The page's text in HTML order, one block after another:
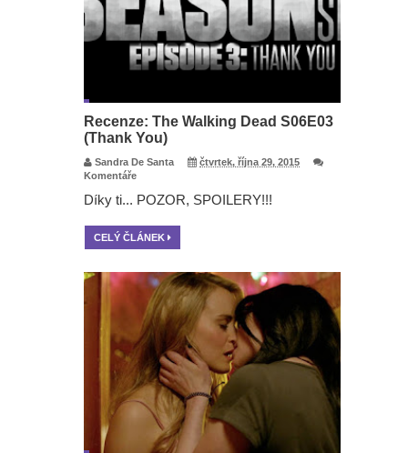
Recenze: The Walking Dead S06E03
(Thank You)
Sandra De Santa
čtvrtek, října 29, 2015
Komentáře
Díky ti... POZOR, SPOILERY!!!
CELÝ ČLÁNEK